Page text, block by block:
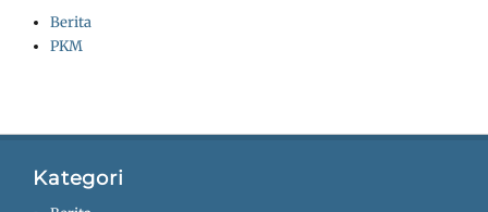
Berita
PKM
Kategori